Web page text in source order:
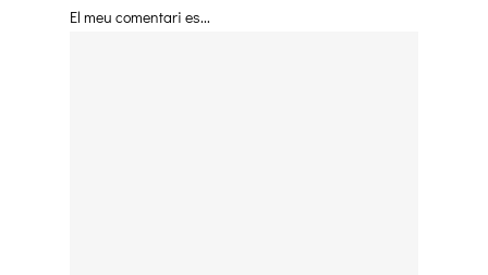
El meu comentari es...